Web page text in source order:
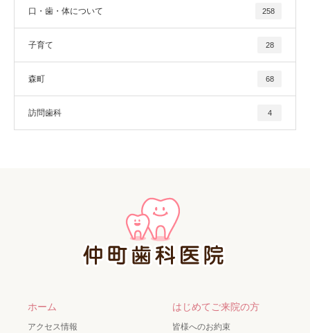
口・歯・体について 258
子育て 28
森町 68
訪問歯科 4
ホーム
アクセス情報
はじめてご来院の方
皆様へのお約束